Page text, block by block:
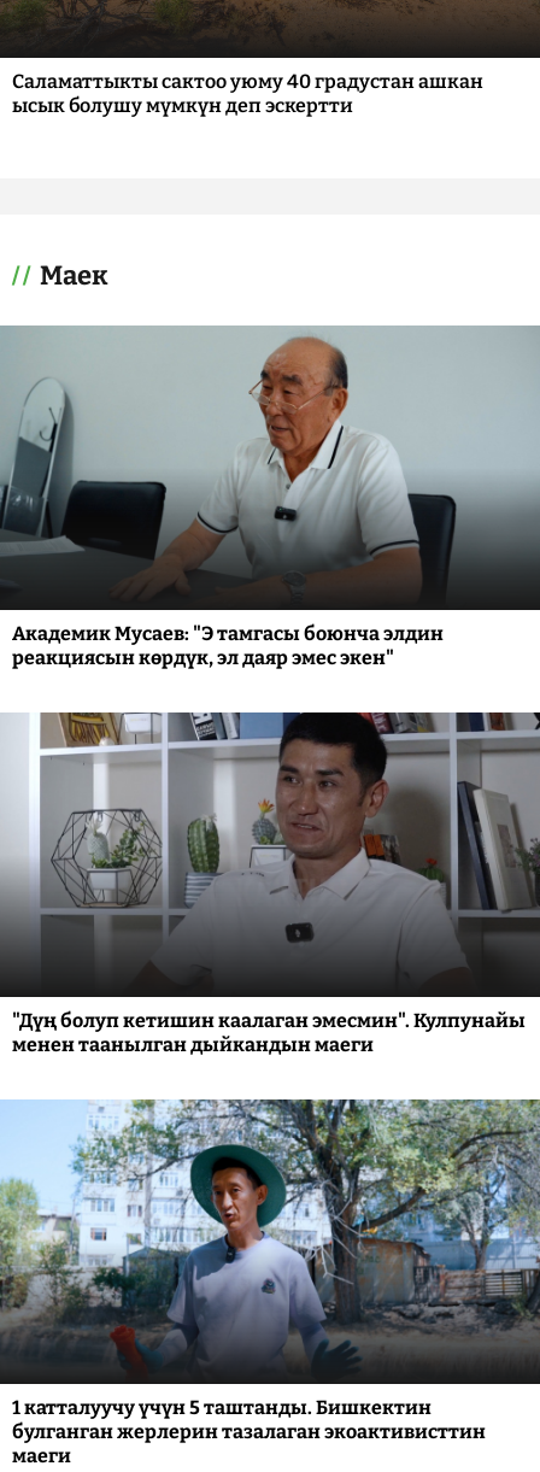
Саламаттыкты сактоо уюму 40 градустан ашкан
ысык болушу мүмкүн деп эскертти
Маек
Академик Мусаев: "Э тамгасы боюнча элдин
реакциясын көрдүк, эл даяр эмес экен"
"Дүң болуп кетишин каалаган эмесмин". Кулпунайы
менен таанылган дыйкандын маеги
1 катталуучу үчүн 5 таштанды. Бишкектин
булганган жерлерин тазалаган экоактивисттин
маеги